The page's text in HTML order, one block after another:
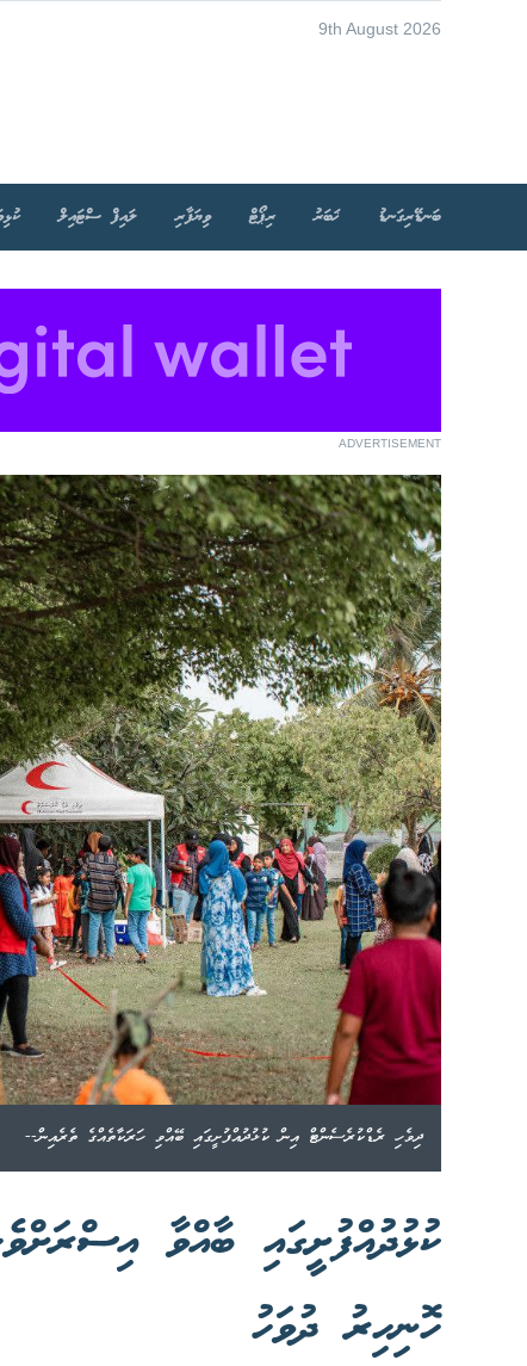
9th August 2026
ބަނޑޭރިގަނޑު ޚަބަރު ރިޕޯޓް ވިޔަފާރި ލައިފް ސްޓައިލް
ADVERTISEMENT
ދިވެހި ރެޑްކުރެސެންޓް އިން ކުޅުދުއްފުށީގައި ބޭއްވި ހަރަކާތެއްގެ ތެރެއިން--
ކުޅުދުއްފުށީގައި ބާއްވާ
ހޮނިހިރު ދުވަހު